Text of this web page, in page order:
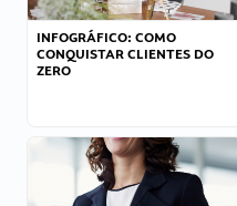
INFOGRÁFICO: COMO
CONQUISTAR CLIENTES DO
ZERO